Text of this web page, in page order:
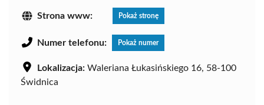
Strona www: Pokaż stronę
Numer telefonu: Pokaż numer
Lokalizacja: Waleriana Łukasińskiego 16, 58-100
Świdnica